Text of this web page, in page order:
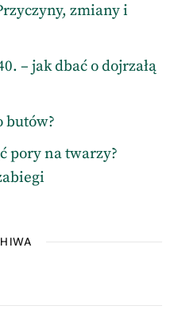
zmiany i
– jak dbać o dojrzałą
butów?
pory na twarzy?